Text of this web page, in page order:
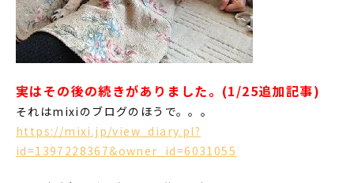
実はその後の続きがありました。(1/25追加記事)
それはmixiのブログのほうで。。。
https://mixi.jp/view_diary.pl?
id=1397228367&owner_id=6031055